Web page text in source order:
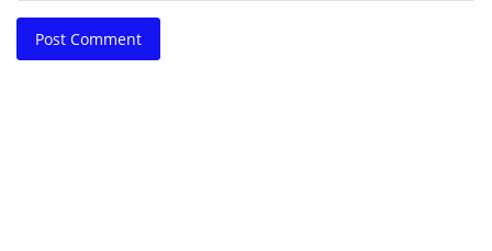
Post Comment